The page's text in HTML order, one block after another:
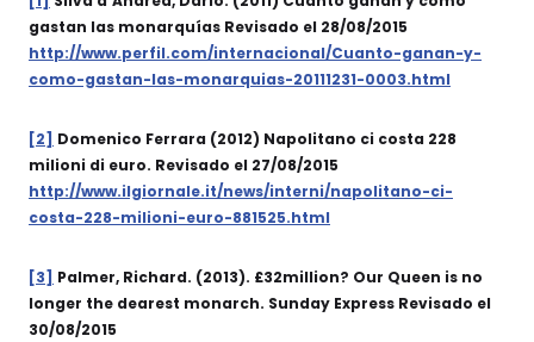
gastan las monarquías Revisado el 28/08/2015
http://www.perfil.com/internacional/Cuanto-ganan-y-
como-gastan-las-monarquias-20111231-0003.html
[2] Domenico Ferrara (2012) Napolitano ci costa 228
milioni di euro. Revisado el 27/08/2015
http://www.ilgiornale.it/news/interni/napolitano-ci-
costa-228-milioni-euro-881525.html
[3] Palmer, Richard. (2013). £32million? Our Queen is no
longer the dearest monarch. Sunday Express Revisado el
30/08/2015